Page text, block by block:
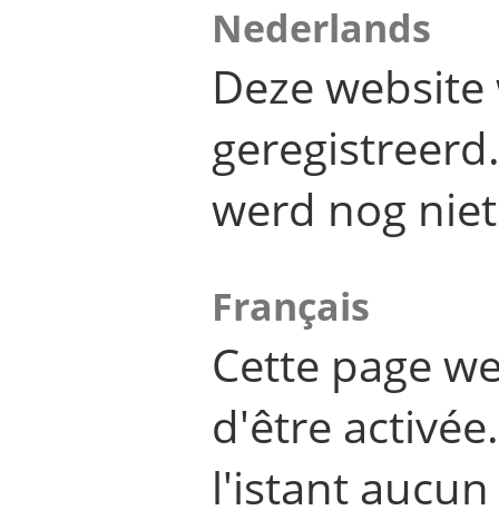
Nederlands
Deze
werd nog
Français
Cette page
d'être
l'istant